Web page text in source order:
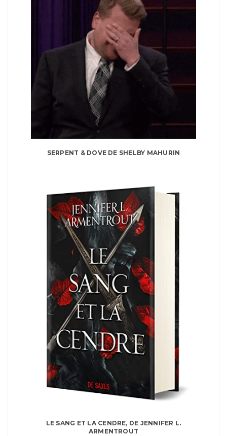
SERPENT & DOVE DE SHELBY MAHURIN
LE SANG ET LA CENDRE, DE JENNIFER L.
ARMENTROUT